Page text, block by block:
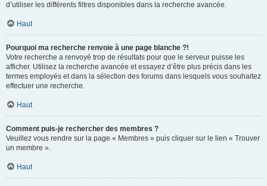
d’utiliser les différents filtres disponibles dans la recherche avancée.
Haut
Pourquoi ma recherche renvoie à une page blanche ?!
Votre recherche a renvoyé trop de résultats pour que le serveur puisse les
afficher. Utilisez la recherche avancée et essayez d’être plus précis dans les
termes employés et dans la sélection des forums dans lesquels vous souhaitez
effectuer une recherche.
Haut
Comment puis-je rechercher des membres ?
Veuillez vous rendre sur la page « Membres » puis cliquer sur le lien « Trouver
un membre ».
Haut